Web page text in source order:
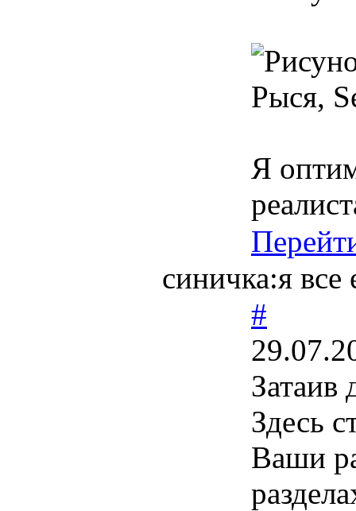
Рыся,
Я
синичка:я
#
Затаив
Здесь
Ваши